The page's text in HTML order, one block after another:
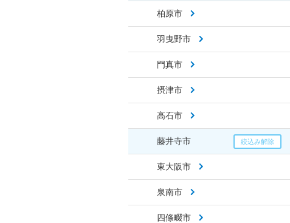
柏原市
羽曳野市
門真市
摂津市
高石市
藤井寺市
東大阪市
泉南市
四條畷市